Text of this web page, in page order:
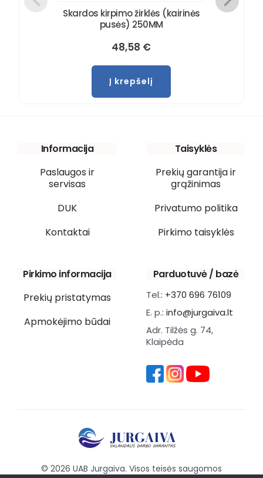
Skardos kirpimo žirklės (kairinės
pusės) 250MM
48,58 €
Į krepšelį
Informacija
Paslaugos ir
servisas
DUK
Kontaktai
Taisyklės
Prekių garantija ir
grąžinimas
Privatumo politika
Pirkimo taisyklės
Pirkimo informacija
Prekių pristatymas
Apmokėjimo būdai
Parduotuvė / bazė
Tel.: +370 696 76109
E. p.: info@jurgaiva.lt
Adr. Tilžės g. 74,
Klaipėda
© 2026 UAB Jurgaiva. Visos teisės saugomos